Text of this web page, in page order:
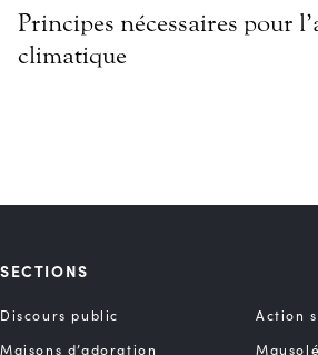
Principes nécessaires pour
climatique
SECTIONS
Discours public
Action
Maisons d’adoration